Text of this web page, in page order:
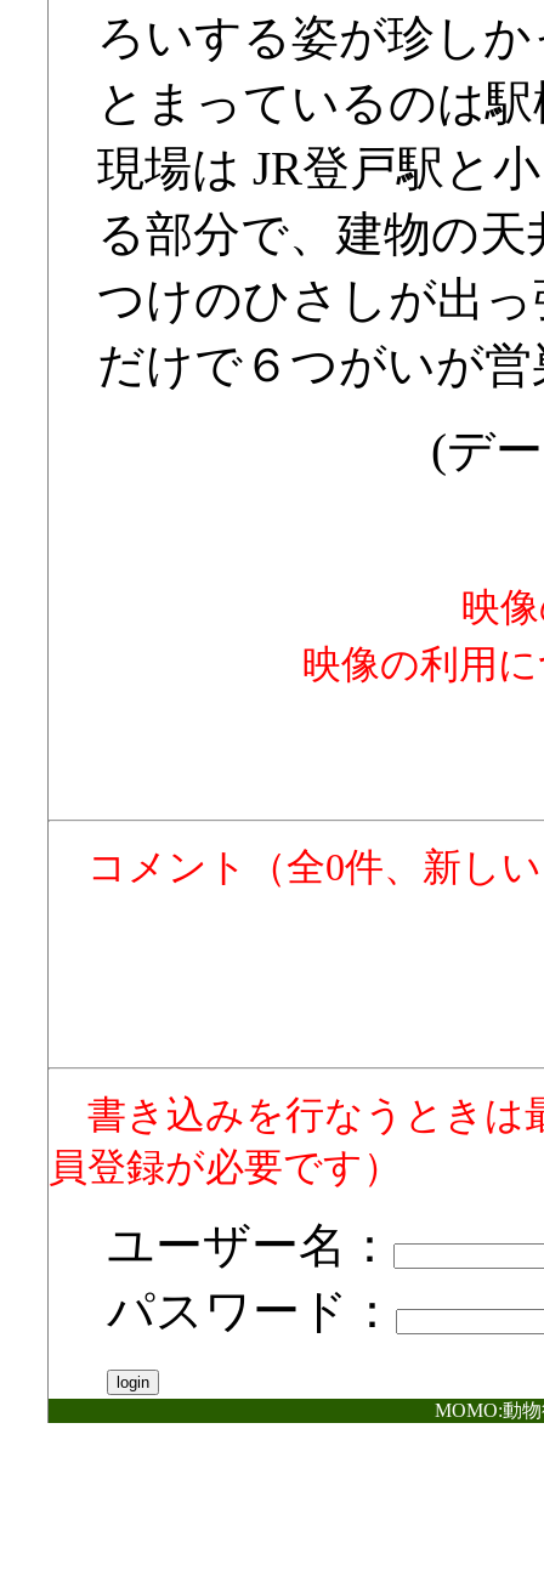
ろいする姿が珍し
とまっているのは
現場は JR登戸駅と
る部分で、建物の
つけのひさしが出
だけで６つがいが
(デ
映
映像の利用
コメント（全0件、新し
書き込みを行なうときは
員登録が必要です）
ユーザー名：
パスワード：
MOMO:動